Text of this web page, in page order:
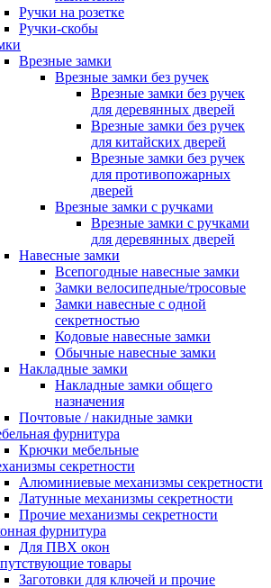
Ручки на розетке
Ручки-скобы
Врезные замки
Врезные замки без ручек
Врезные замки без ручек
для деревянных дверей
Врезные замки без ручек
для китайских дверей
Врезные замки без ручек
для противопожарных
дверей
Врезные замки с ручками
Врезные замки с ручками
для деревянных дверей
Навесные замки
Всепогодные навесные замки
Замки велосипедные/тросовые
Замки навесные с одной
секретностью
Кодовые навесные замки
Обычные навесные замки
Накладные замки
Накладные замки общего
назначения
Почтовые / накидные замки
фурнитура
Крючки мебельные
секретности
Алюминиевые механизмы секретности
Латунные механизмы секретности
Прочие механизмы секретности
фурнитура
Для ПВХ окон
товары
Заготовки для ключей и прочие